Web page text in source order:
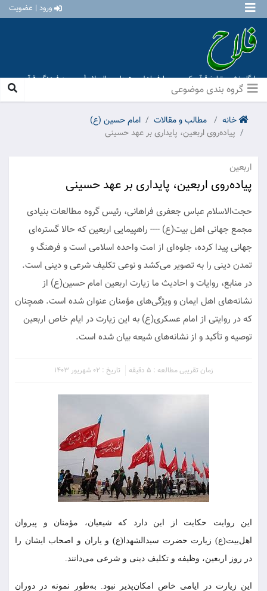
ورود | عضویت
پایگاه نشر و تبلیغ قرآن کریم و معارف اهل بیت علیهم السلام [ موسسه فرهنگی قرآن و
عترت منهاج عشق آباد ]
خانه مطالب و مقالات
امام حسین (ع)
پیاده‌روی اربعین، پایداری بر عهد حسینی
اربعین
پیاده‌روی اربعین، پایداری بر عهد حسینی
حجت‌الاسلام عباس جعفری فراهانی، رئیس گروه مطالعات بنیادی
مجمع جهانی اهل بیت(ع) ---- راهپیمایی اربعین که حالا گستره‌ای
جهانی پیدا کرده، جلوه‌ای از امت واحده اسلامی است و فرهنگ و
تمدن دینی را به تصویر می‌کشد و نوعی تکلیف شرعی و دینی است.
در منابع، روایات و احادیث ما زیارت اربعین امام حسین(ع) از
نشانه‌های اهل ایمان و ویژگی‌های مؤمنان عنوان شده است. همچنان
که در روایتی از امام عسکری(ع) به این زیارت در ایام خاص اربعین
توصیه و تأکید و از نشانه‌های شیعه بیان شده است.
زمان تقریبی مطالعه : 5 دقیقه تاریخ : 02 شهریور 1403
این روایت حکایت از این دارد که شیعیان، مؤمنان و پیروان
اهل‌بیت(ع) زیارت حضرت سیدالشهدا(ع) و یاران و اصحاب ایشان را
در روز اربعین، وظیفه و تکلیف دینی و شرعی می‌دانند.
این زیارت در ایامی خاص امکان‌پذیر نبود. به‌طور نمونه در دوران